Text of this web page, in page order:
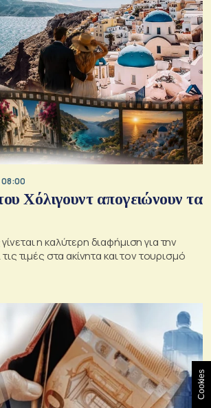
08:00
Χόλιγουντ απογειώνουν τα
η καλύτερη διαφήμιση για την
τιμές στα ακίνητα και τον τουρισμό
Cookies